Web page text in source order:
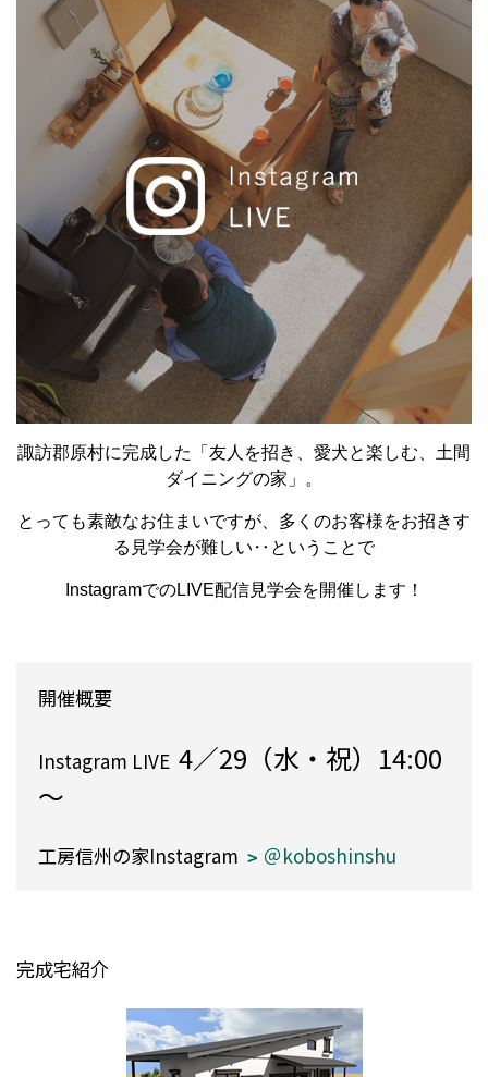
諏訪郡原村に完成した「友人を招き、愛犬と楽しむ、土間
ダイニングの家」。
とっても素敵なお住まいですが、多くのお客様をお招きす
る見学会が難しい‥ということで
InstagramでのLIVE配信見学会を開催します！
開催概要
Instagram LIVE 4／29（水・祝）14:00
～
工房信州の家Instagram ＠koboshinshu
完成宅紹介